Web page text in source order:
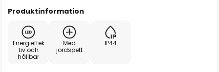
Produktinformation
Energieffek
tiv och
hållbar
Med
jordspett
IP44